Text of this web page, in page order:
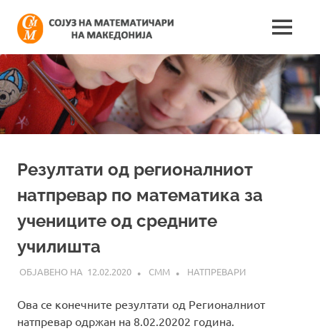
content
на
на
Македонија
информации
поврзани
со
работата
на
MENU
Резултати од регионалниот
натпревар по математика за
учениците од средните
училишта
12.02.2020 СММ НАТПРЕВАРИ
Ова се конечните резултати од Регионалниот
натпревар одржан на 8.02.20202 година.